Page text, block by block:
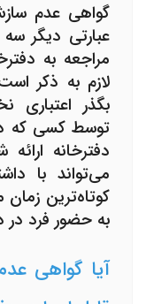
گواهی عدم
عبارتی دیگر سه
مراجعه به
لازم به ذکر
بگذر اعتباری
توسط کسی که
دفترخانه
می‌تواند با
کوتاه‌ترین
به حضور فرد در
آیا گواهی